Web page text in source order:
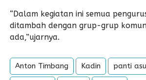
“Dalam kegiatan ini semua
ditambah dengan grup-grup
ada,”ujarnya.
Anton Timbang Kadin panti